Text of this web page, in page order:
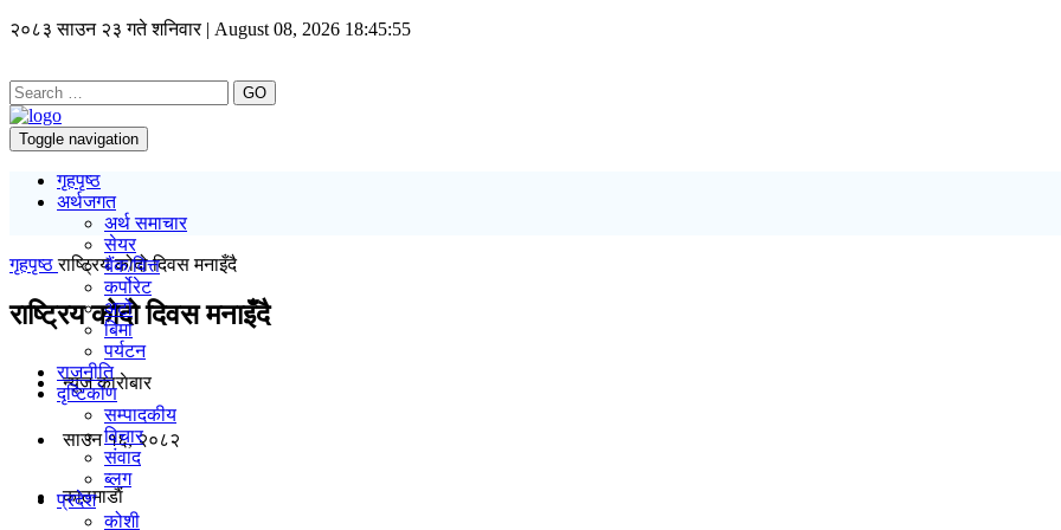
२०८३ साउन २३ गते शनिवार | August 08, 2026 18:45:56
GO
Toggle navigation
गृहपृष्ठ
अर्थजगत
अर्थ समाचार
सेयर
बैंक/वित्त
कर्पोरेट
अटो
बिमा
पर्यटन
राजनीति
दृष्टिकोण
सम्पादकीय
विचार
संवाद
ब्लग
प्रदेश
कोशी
गृहपृष्ठराष्ट्रिय कोदो दिवस मनाइँदै
राष्ट्रिय कोदो दिवस मनाइँदै
न्यूज काराेबार
साउन १६, २०८२
काठमाडाैं